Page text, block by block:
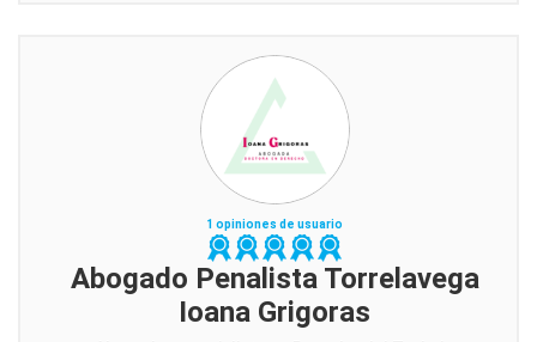
1 opiniones de usuario
Abogado Penalista Torrelavega
Ioana Grigoras